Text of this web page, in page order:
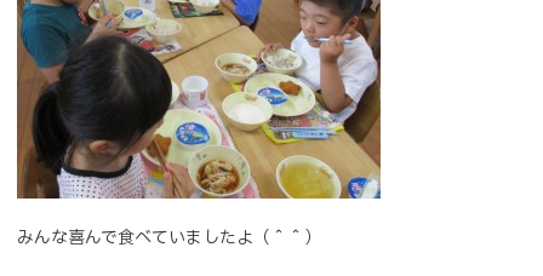
みんな喜んで食べていましたよ（＾＾）